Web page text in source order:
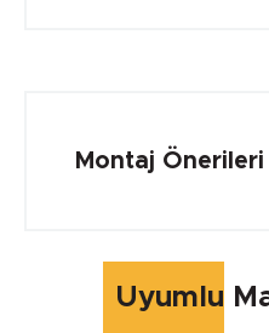
Çalışma Sıcaklığı max.
Montaj Önerileri
Uyumlu